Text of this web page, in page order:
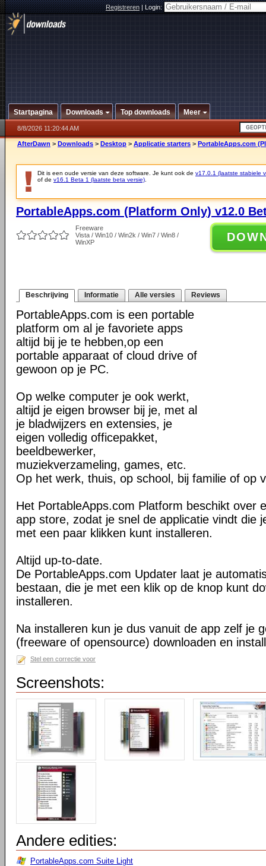
Registreren|Login:
Startpagina Downloads Top downloads Meer
8/8/2026 11:20:44 AM
AfterDawn > Downloads > Desktop > Applicatie starters > PortableApps.com
Dit is een oude versie van deze software. Je kunt ook de v17.0.1 (laatste stabiele
of de v16.1 Beta 1 (laatste beta versie)
PortableApps.com (Platform Only) v12.0
Freeware
Vista / Win10 / Win2k / Win7 / Win8 /
WinXP
Beschrijving Informatie Alle versies Reviews
PortableApps.com is een portable
platform om al je favoriete apps
altijd bij je te hebben,op een
portable apparaat of cloud drive of
gewoon op je PC.
Op welke computer je ook werkt,
altijd je eigen browser bij je, met al
je bladwijzers en extensies, je
eigen volledig officepakket,
beeldbewerker,
muziekverzameling, games, etc.
Op het werk, thuis, op school, bij familie of op
Het PortableApps.com Platform beschikt over
app store, zodat je snel de applicatie vindt die
met een paar klikken kunt installeren.
Altijd up-to-date.
De PortableApps.com Updater laat je
bestaan, die je met een klik op de knop kunt
installeren.
Na installeren kun je dus vanuit de app zelf je
(freeware of opensource) downloaden en
Stel een correctie voor
Screenshots:
Andere edities:
PortableApps.com Suite Light